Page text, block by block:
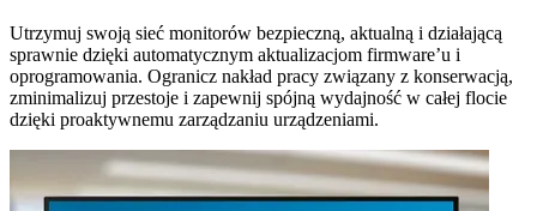
Utrzymuj swoją sieć monitorów bezpieczną, aktualną i działającą
sprawnie dzięki automatycznym aktualizacjom firmware’u i
oprogramowania. Ogranicz nakład pracy związany z konserwacją,
zminimalizuj przestoje i zapewnij spójną wydajność w całej flocie
dzięki proaktywnemu zarządzaniu urządzeniami.